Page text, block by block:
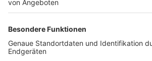
TOP-PARTNER